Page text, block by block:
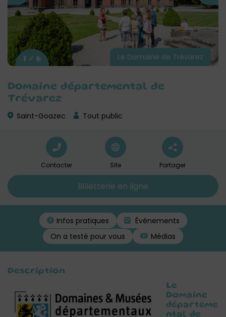
Domaine départemental de
Trévarez
Saint-Goazec Tout public
Le Domaine de Trévarez
1 / 6
Contacter Site Partager
Billetterie en ligne
Infos pratiques
Évènements
On a testé pour vous
Médias
Description
Le
Domaine
départeme
ntal de